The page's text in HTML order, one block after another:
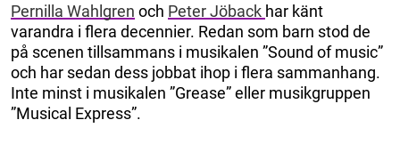
Pernilla Wahlgren och Peter Jöback har känt
varandra i flera decennier. Redan som barn stod de
på scenen tillsammans i musikalen ”Sound of music”
och har sedan dess jobbat ihop i flera sammanhang.
Inte minst i musikalen ”Grease” eller musikgruppen
”Musical Express”.